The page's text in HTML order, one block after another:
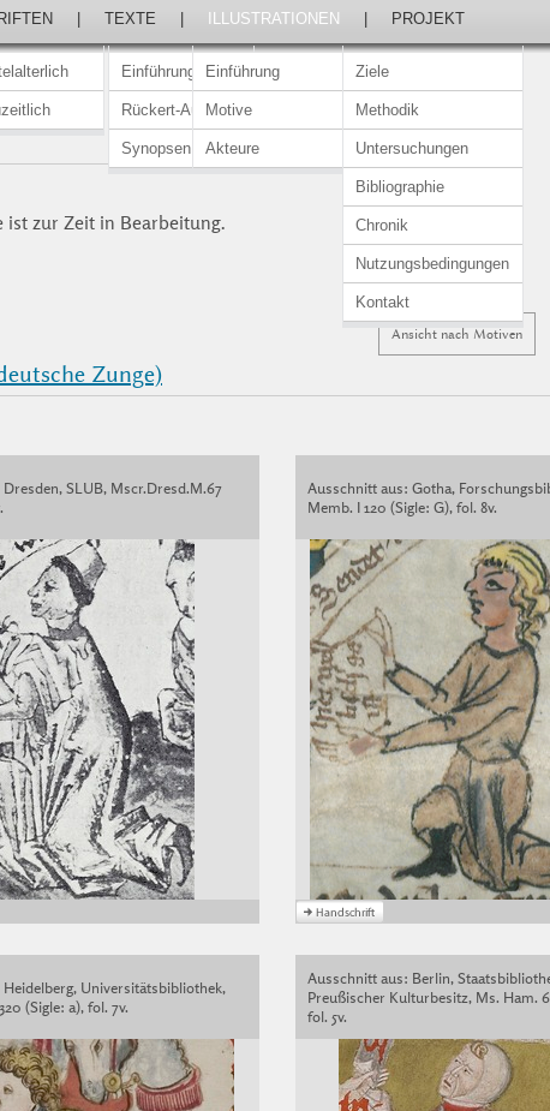
TEXTE
Einführung
Rückert-Ausgabe
Synopsen
ILLUSTRATIONEN
Einführung
Motive
Akteure
PROJEKT
Ziele
Methodik
Untersuchungen
Bibliographie
Chronik
Nutzungsbedingungen
Kontakt
ist zur Zeit in Bearbeitung.
Ansicht nach Motiven
Zunge)
SLUB, Mscr.Dresd.M.67
Ausschnitt aus: Gotha,
Memb. I 120 (Sigle: G), fol. 8v.
Universitätsbibliothek,
(Sigle: a), fol. 7v.
Ausschnitt aus: Berlin,
Preußischer Kulturbesitz, Ms. Ham.
fol. 5v.